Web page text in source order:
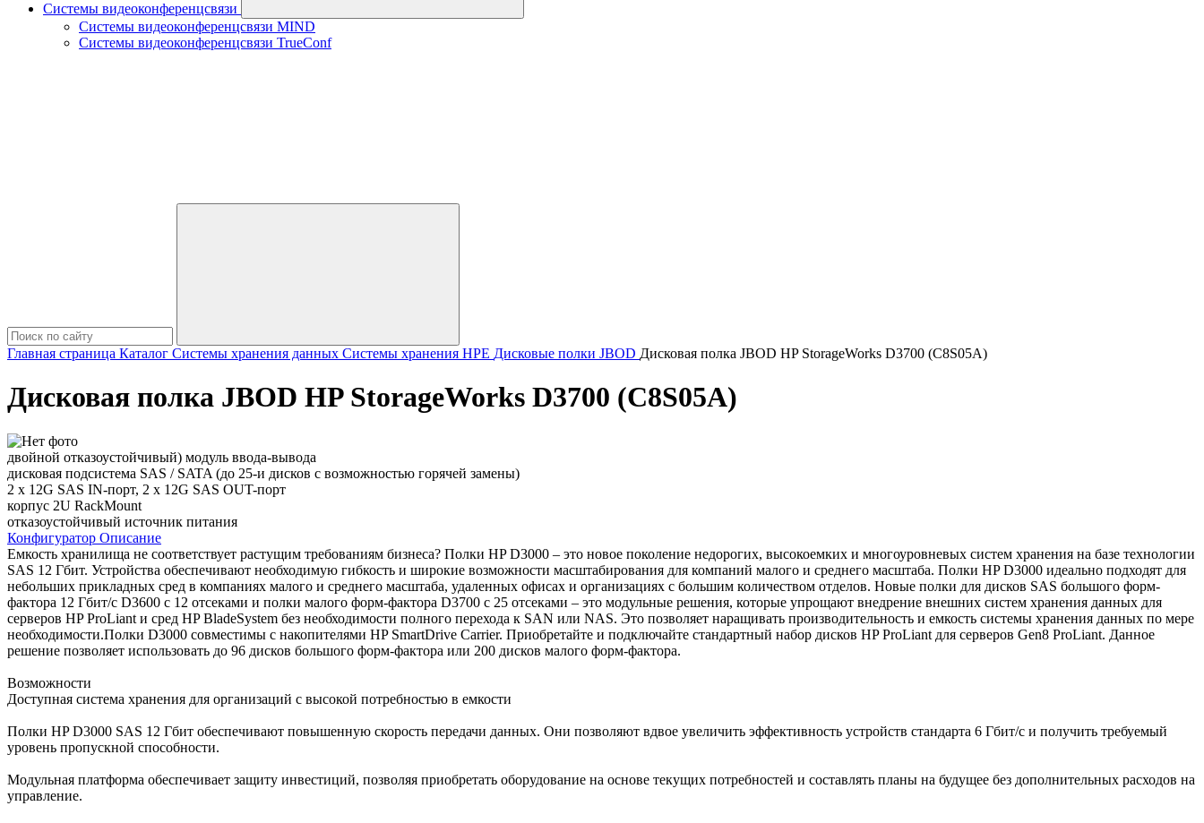
Системы видеоконференцсвязи
Системы видеоконференцсвязи MIND
Системы видеоконференцсвязи TrueConf
Главная страница Каталог Системы хранения данных Системы хранения HPE Дисковые полки JBOD Дисковая полка JBOD HP StorageWorks D3700 (C8S05A)
Дисковая полка JBOD HP StorageWorks D3700 (C8S05A)
двойной отказоустойчивый) модуль ввода-вывода
дисковая подсистема SAS / SATA (до 25-и дисков с возможностью горячей замены)
2 x 12G SAS IN-порт, 2 x 12G SAS OUT-порт
корпус 2U RackMount
отказоустойчивый источник питания
Конфигуратор Описание
Емкость хранилища не соответствует растущим требованиям бизнеса? Полки HP D3000 – это новое поколение недорогих, высокоемких и многоуровневых систем хранения на базе технологии
SAS 12 Гбит. Устройства обеспечивают необходимую гибкость и широкие возможности масштабирования для компаний малого и среднего масштаба. Полки HP D3000 идеально подходят для
небольших прикладных сред в компаниях малого и среднего масштаба, удаленных офисах и организациях с большим количеством отделов. Новые полки для дисков SAS большого форм-
фактора 12 Гбит/с D3600 с 12 отсеками и полки малого форм-фактора D3700 с 25 отсеками – это модульные решения, которые упрощают внедрение внешних систем хранения данных для
серверов HP ProLiant и сред HP BladeSystem без необходимости полного перехода к SAN или NAS. Это позволяет наращивать производительность и емкость системы хранения данных по мере
необходимости.Полки D3000 совместимы с накопителями HP SmartDrive Carrier. Приобретайте и подключайте стандартный набор дисков HP ProLiant для серверов Gen8 ProLiant. Данное
решение позволяет использовать до 96 дисков большого форм-фактора или 200 дисков малого форм-фактора.
Возможности
Доступная система хранения для организаций с высокой потребностью в емкости
Полки HP D3000 SAS 12 Гбит обеспечивают повышенную скорость передачи данных. Они позволяют вдвое увеличить эффективность устройств стандарта 6 Гбит/с и получить требуемый
уровень пропускной способности.
Модульная платформа обеспечивает защиту инвестиций, позволяя приобретать оборудование на основе текущих потребностей и составлять планы на будущее без дополнительных расходов на
управление.